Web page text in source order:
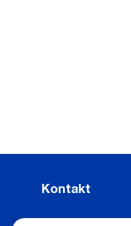
Kontakt